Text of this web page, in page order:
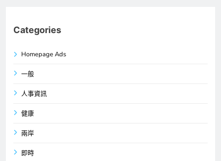
Categories
Homepage Ads
一般
人事資訊
健康
兩岸
即時